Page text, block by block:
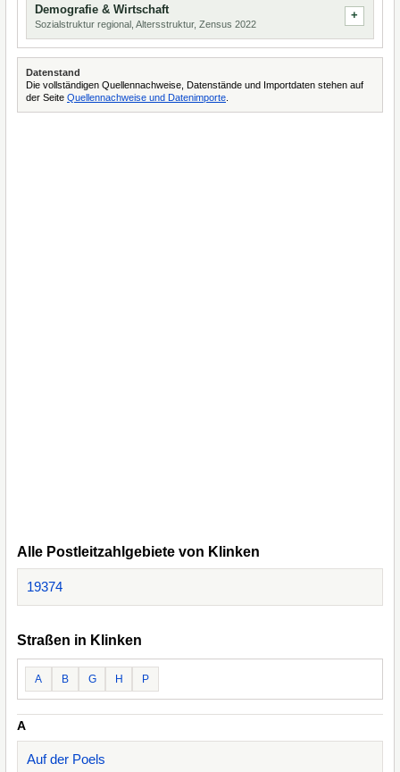
Demografie & Wirtschaft
Sozialstruktur regional, Altersstruktur, Zensus 2022
Datenstand
Die vollständigen Quellennachweise, Datenstände und Importdaten stehen auf
der Seite Quellennachweise und Datenimporte
Alle Postleitzahlgebiete von Klinken
19374
Straßen in Klinken
A B G H P
A
Auf der Poels